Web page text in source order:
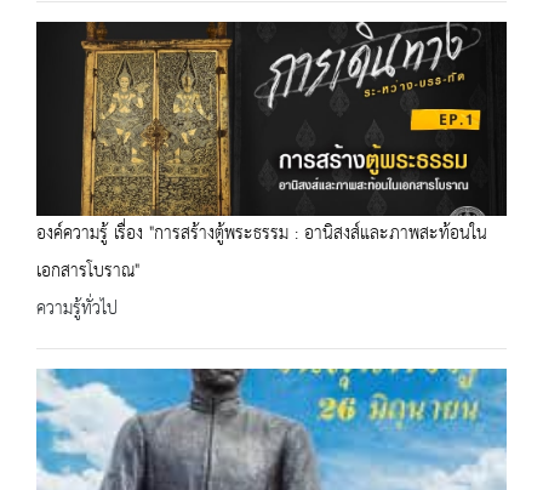
องค์ความรู้ เรื่อง "การสร้างตู้พระธรรม : อานิสงส์และภาพสะท้อนใน
เอกสารโบราณ"
ความรู้ทั่วไป